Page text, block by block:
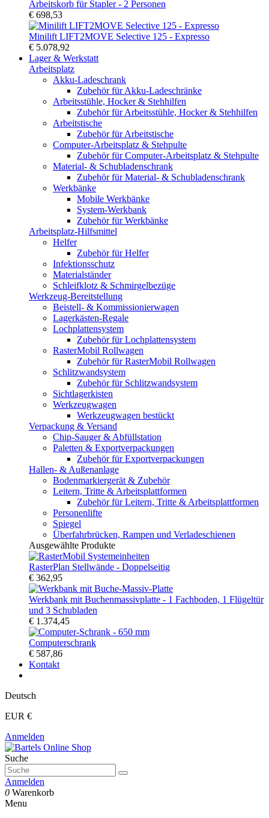
Arbeitskorb für Stapler - 2 Personen
€ 698,53
Minilift LIFT2MOVE Selective 125 - Expresso
€ 5.078,92
Lager & Werkstatt
Arbeitsplatz
Akku-Ladeschrank
Zubehör für Akku-Ladeschränke
Arbeitsstühle, Hocker & Stehhilfen
Zubehör für Arbeitsstühle, Hocker & Stehhilfen
Arbeitstische
Zubehör für Arbeitstische
Computer-Arbeitsplatz & Stehpulte
Zubehör für Computer-Arbeitsplatz & Stehpulte
Material- & Schubladenschrank
Zubehör für Material- & Schubladenschrank
Werkbänke
Mobile Werkbänke
System-Werkbank
Zubehör für Werkbänke
Arbeitsplatz-Hilfsmittel
Helfer
Zubehör für Helfer
Infektionsschutz
Materialständer
Schleifklotz & Schmirgelbezüge
Werkzeug-Bereitstellung
Beistell- & Kommissionierwagen
Lagerkästen-Regale
Lochplattensystem
Zubehör für Lochplattensystem
RasterMobil Rollwagen
Zubehör für RasterMobil Rollwagen
Schlitzwandsystem
Zubehör für Schlitzwandsystem
Sichtlagerkisten
Werkzeugwagen
Werkzeugwagen bestückt
Verpackung & Versand
Chip-Sauger & Abfüllstation
Paletten & Exportverpackungen
Zubehör für Exportverpackungen
Hallen- & Außenanlage
Bodenmarkiergerät & Zubehör
Leitern, Tritte & Arbeitsplattformen
Zubehör für Leitern, Tritte & Arbeitsplattformen
Personenlifte
Spiegel
Überfahrbrücken, Rampen und Verladeschienen
Ausgewählte Produkte
RasterPlan Stellwände - Doppelseitig
€ 362,95
Werkbank mit Buchenmassivplatte - 1 Fachboden, 1 Flügeltür
und 3 Schubladen
€ 1.374,45
Computerschrank
€ 587,86
Kontakt
Deutsch
EUR €
Anmelden
Suche
Anmelden
0 Warenkorb
Menu